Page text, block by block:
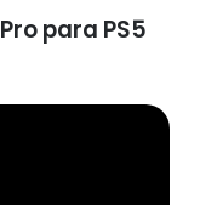
para PS5